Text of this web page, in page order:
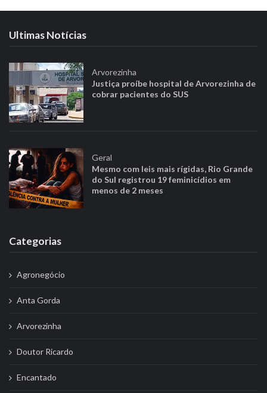
g
a
ç
ã
o
p
o
r
p
o
s
t
s
Ultimas Notícias
Arvorezinha
Justiça proíbe hospital de Arvorezinha de
cobrar pacientes do SUS
Geral
Mesmo com leis mais rígidas, Rio Grande
do Sul registrou 19 feminicídios em
menos de 2 meses
Categorias
Agronegócio
Anta Gorda
Arvorezinha
Doutor Ricardo
Encantado